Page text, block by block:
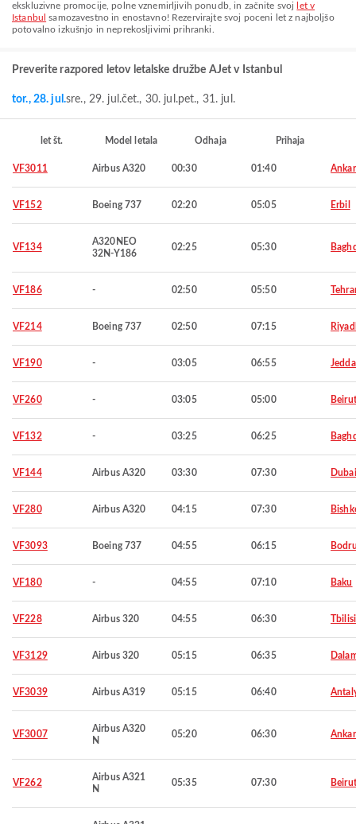
ekskluzivne promocije, polne vznemirljivih ponudb, in začnite svoj
let v
Istanbul samozavestno in enostavno! Rezervirajte svoj poceni let z najboljšo
potovalno izkušnjo in neprekosljivimi prihranki.
Preverite razpored letov letalske družbe AJet v Istanbul
tor., 28. jul.sre., 29. jul.čet., 30. jul.pet., 31. jul.
let št. Model letala Odhaja Prihaja
VF3011 Airbus A320 00:30 01:40
VF152 Boeing 737 02:20 05:05 Erbil
VF134
A320NEO
32N-Y186
02:25 05:30
VF186 - 02:50 05:50
VF214 Boeing 737 02:50 07:15
VF190 - 03:05 06:55
VF260 - 03:05 05:00 Beirut
VF132 - 03:25 06:25
VF144 Airbus A320 03:30 07:30 Dubai
VF280 Airbus A320 04:15 07:30
VF3093 Boeing 737 04:55 06:15
VF180 - 04:55 07:10 Baku
VF228 Airbus 320 04:55 06:30 Tbilisi
VF3129 Airbus 320 05:15 06:35
VF3039 Airbus A319 05:15 06:40
VF3007
Airbus A320
N
05:20 06:30
VF262
Airbus A321
N
05:35 07:30 Beirut